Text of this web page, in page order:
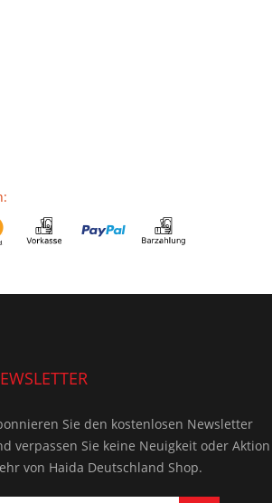
Sie den kostenlosen Newsletter
verpassen Sie keine Neuigkeit oder Aktion
von Haida Deutschland Shop.